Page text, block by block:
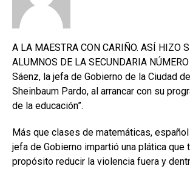
A LA MAESTRA CON CARIÑO. ASÍ HIZO
ALUMNOS DE LA SECUNDARIA
Sáenz, la jefa de Gobierno de la Ciudad
Sheinbaum Pardo, al arrancar con su
de la educación”.
Más que clases de matemáticas,
jefa de Gobierno impartió una plática que
propósito reducir la violencia fuera y